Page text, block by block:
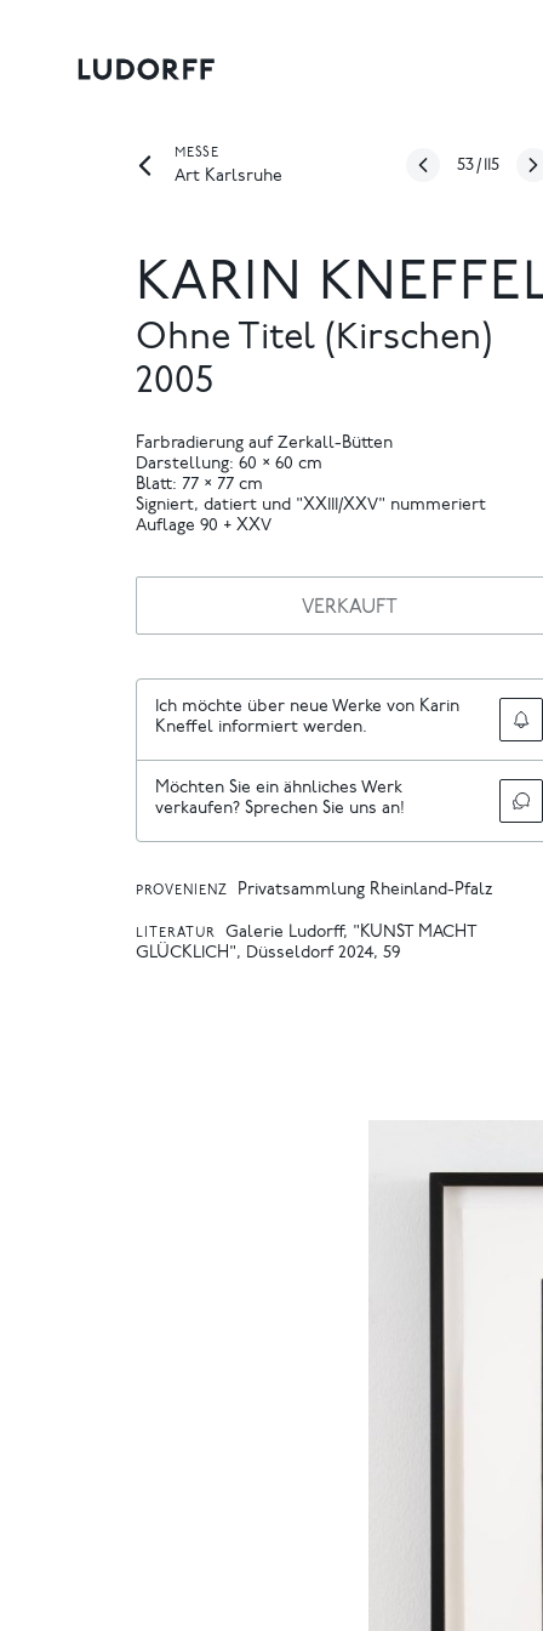
MESSE
Art Karlsruhe
53 / 115
KARIN
Ohne Titel (Kirschen)
2005
Farbradierung auf Zerkall-Bütten
Darstellung: 60 × 60 cm
Blatt: 77 × 77 cm
Signiert, datiert und "XXIII/XXV" nummeriert
Auflage 90 + XXV
VERKAUFT
Ich möchte über neue Werke von Karin
Kneffel informiert werden.
Möchten Sie ein ähnliches Werk
verkaufen? Sprechen Sie uns an!
PROVENIENZ Privatsammlung Rheinland-Pfalz
LITERATUR
Galerie Ludorff, "KUNST MACHT
GLÜCKLICH", Düsseldorf 2024, 59